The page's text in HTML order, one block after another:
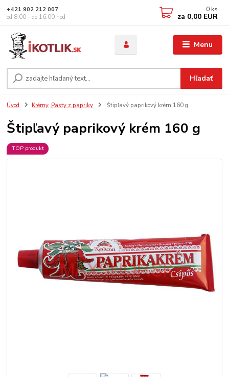
Menu
Hľadať
+421 902 212 007
od 8:00 - do 16:00 hod
0 ks
za 0,00 EUR
Úvod Krémy, Pasty z papriky Štipľavý paprikový krém 160 g
Štipľavý paprikový krém 160 g
TOP produkt